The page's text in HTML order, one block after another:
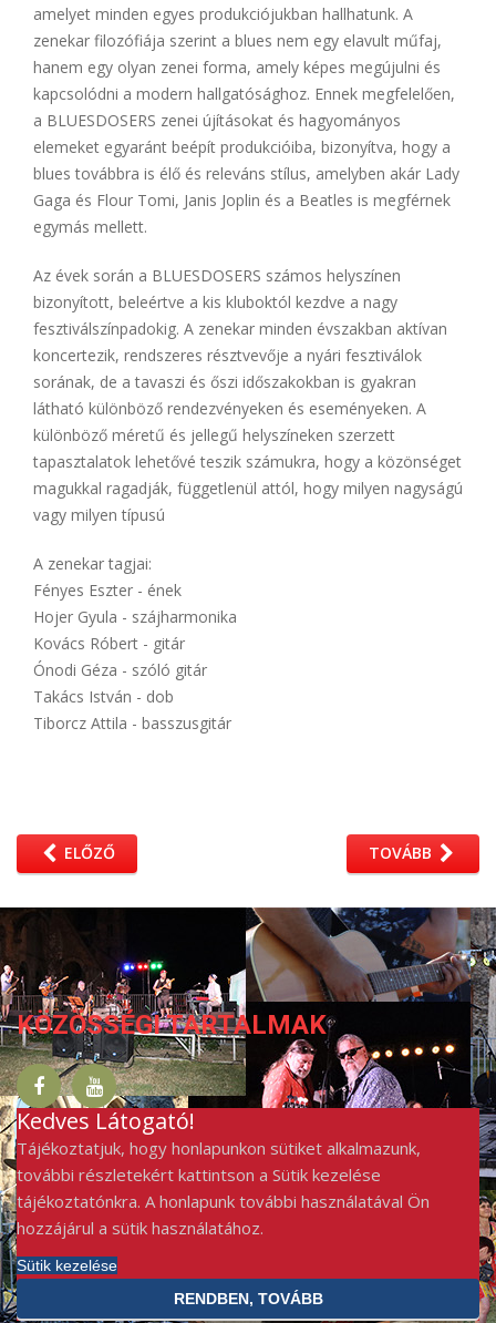
amelyet minden egyes produkciójukban hallhatunk. A
zenekar filozófiája szerint a blues nem egy elavult műfaj,
hanem egy olyan zenei forma, amely képes megújulni és
kapcsolódni a modern hallgatósághoz. Ennek megfelelően,
a BLUESDOSERS zenei újításokat és hagyományos
elemeket egyaránt beépít produkcióiba, bizonyítva, hogy a
blues továbbra is élő és releváns stílus, amelyben akár Lady
Gaga és Flour Tomi, Janis Joplin és a Beatles is megférnek
egymás mellett.
Az évek során a BLUESDOSERS számos helyszínen
bizonyított, beleértve a kis kluboktól kezdve a nagy
fesztiválszínpadokig. A zenekar minden évszakban aktívan
koncertezik, rendszeres résztvevője a nyári fesztiválok
sorának, de a tavaszi és őszi időszakokban is gyakran
látható különböző rendezvényeken és eseményeken. A
különböző méretű és jellegű helyszíneken szerzett
tapasztalatok lehetővé teszik számukra, hogy a közönséget
magukkal ragadják, függetlenül attól, hogy milyen nagyságú
vagy milyen típusú
A zenekar tagjai:
Fényes Eszter - ének
Hojer Gyula - szájharmonika
Kovács Róbert - gitár
Ónodi Géza - szóló gitár
Takács István - dob
Tiborcz Attila - basszusgitár
ELŐZŐ TOVÁBB
KÖZÖSSÉGI TARTALMAK
Kedves Látogató!
Tájékoztatjuk, hogy honlapunkon sütiket alkalmazunk,
további részletekért kattintson a Sütik kezelése
tájékoztatónkra. A honlapunk további használatával Ön
hozzájárul a sütik használatához.
Sütik kezelése
RENDBEN, TOVÁBB